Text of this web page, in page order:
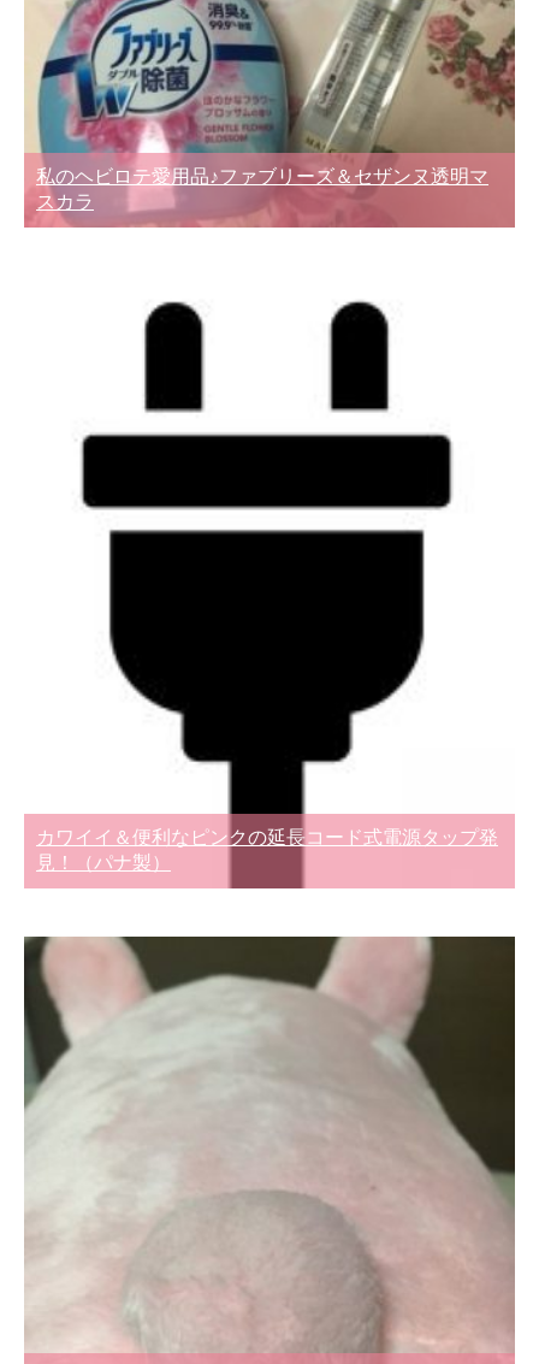
私のヘビロテ愛用品♪ファブリーズ＆セザンヌ透明マ
スカラ
カワイイ＆便利なピンクの延長コード式電源タップ発
見！（パナ製）